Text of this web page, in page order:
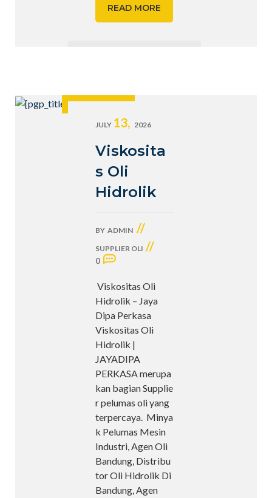
READ MORE
JULY 13, 2026
Viskosita
s Oli
Hidrolik
BY ADMIN //
SUPPLIER OLI //
0
Viskositas Oli
Hidrolik – Jaya
Dipa Perkasa
Viskositas Oli
Hidrolik |
JAYADIPA
PERKASA merupa
kan bagian Supplie
r pelumas oli yang
terpercaya. Minya
k Pelumas Mesin
Industri, Agen Oli
Bandung, Distribu
tor Oli Hidrolik Di
Bandung, Agen